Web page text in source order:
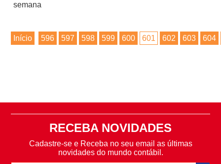
semana
Início 596 597 598 599 600 601 602 603 604
RECEBA NOVIDADES
Cadastre-se e Receba no seu email as últimas
novidades do mundo contábil.